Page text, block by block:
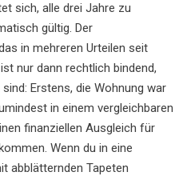
sich, alle drei Jahre zu
gültig. Der
in mehreren Urteilen seit
nur dann rechtlich bindend,
Erstens, die Wohnung war
in einem vergleichbaren
finanziellen Ausgleich für
Wenn du in eine
abblätternden Tapeten